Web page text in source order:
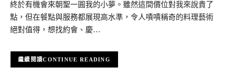
終於有機會來朝聖一圓我的小夢。雖然這間價位對我來說貴了
點，但在餐點與服務都展現高水準，令人嘖嘖稱奇的料理藝術
絕對值得，想找約會、慶…
CONTINUE READING